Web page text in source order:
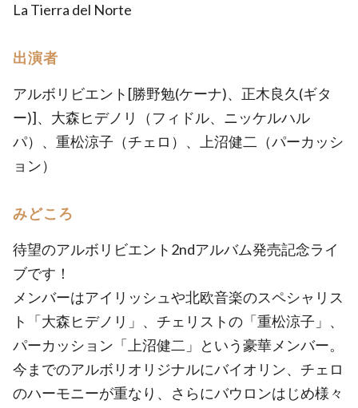
La Tierra del Norte
出演者
アルボリビエント[勝野勉(ケーナ)、正木良久(ギタ
ー)]、大森ヒデノリ（フィドル、ニッケルハル
パ）、重松涼子（チェロ）、上沼健二（パーカッシ
ョン）
みどころ
待望のアルボリビエント2ndアルバム発売記念ライ
ブです！
メンバーはアイリッシュや北欧音楽のスペシャリス
ト「大森ヒデノリ」、チェリストの「重松涼子」、
パーカッション「上沼健二」という豪華メンバー。
今までのアルボリオリジナルにバイオリン、チェロ
のハーモニーが重なり、さらにバウロンはじめ様々